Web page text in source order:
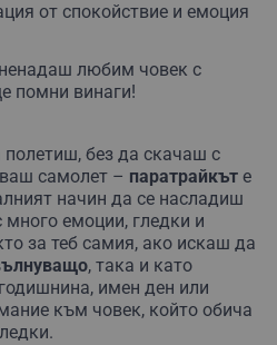
от спокойствие и емоция
любим човек с
помни винаги!
без да скачаш с
самолет – паратрайкът е
начин да се насладиш
много емоции, гледки и
за теб самия, ако искаш да
, така и като
имен ден или
към човек, който обича